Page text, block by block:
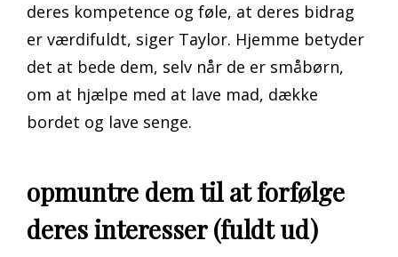
deres kompetence og føle, at deres bidrag
er værdifuldt, siger Taylor. Hjemme betyder
det at bede dem, selv når de er småbørn,
om at hjælpe med at lave mad, dække
bordet og lave senge.
opmuntre dem til at forfølge
deres interesser (fuldt ud)